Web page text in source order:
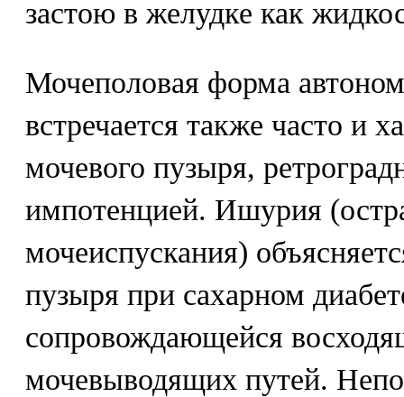
застою в желудке как
Мочеполовая форма
встречается также часто и
мочевого пузыря,
импотенцией. Ишурия
мочеиспускания)
пузыря при сахарном
сопровождающейся
мочевыводящих путей.